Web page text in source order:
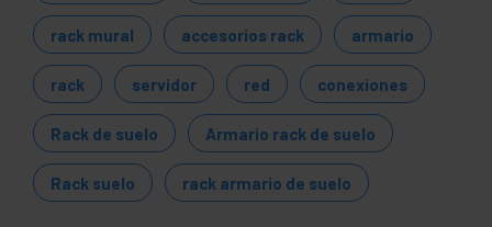
rack mural accesorios rack armario
rack servidor red conexiones
Rack de suelo Armario rack de suelo
Rack suelo rack armario de suelo